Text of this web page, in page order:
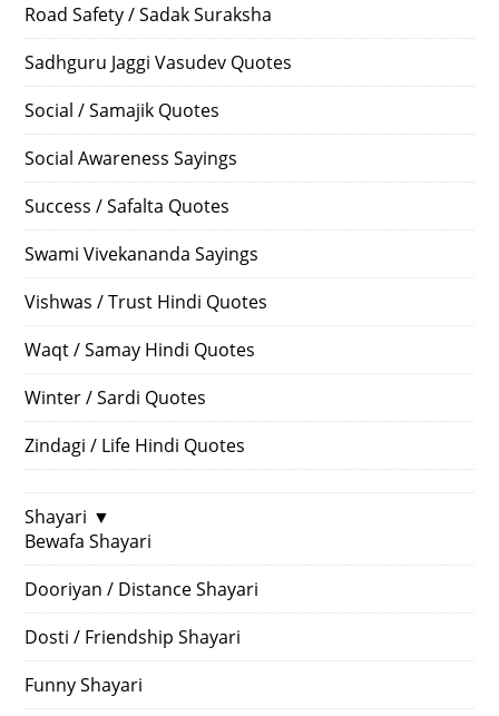
Road Safety / Sadak Suraksha
Sadhguru Jaggi Vasudev Quotes
Social / Samajik Quotes
Social Awareness Sayings
Success / Safalta Quotes
Swami Vivekananda Sayings
Vishwas / Trust Hindi Quotes
Waqt / Samay Hindi Quotes
Winter / Sardi Quotes
Zindagi / Life Hindi Quotes
Shayari ▼
Bewafa Shayari
Dooriyan / Distance Shayari
Dosti / Friendship Shayari
Funny Shayari